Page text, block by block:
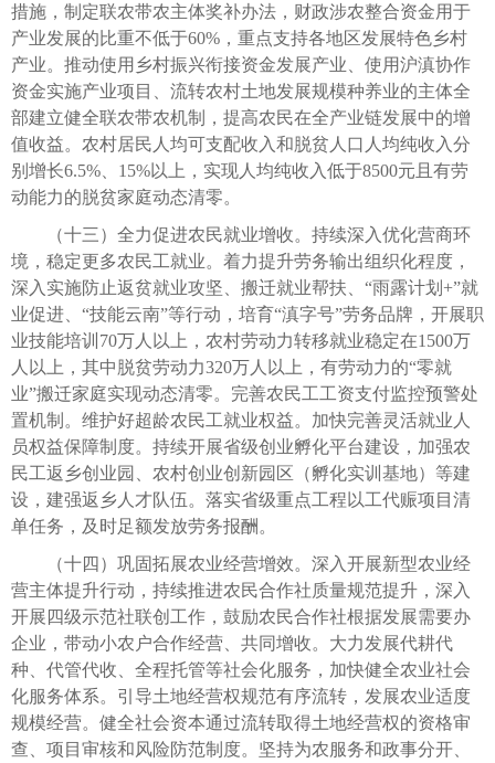
措施，制定联农带农主体奖补办法，财政涉农整合资金用于
产业发展的比重不低于60%，重点支持各地区发展特色乡村
产业。推动使用乡村振兴衔接资金发展产业、使用沪滇协作
资金实施产业项目、流转农村土地发展规模种养业的主体全
部建立健全联农带农机制，提高农民在全产业链发展中的增
值收益。农村居民人均可支配收入和脱贫人口人均纯收入分
别增长6.5%、15%以上，实现人均纯收入低于8500元且有劳
动能力的脱贫家庭动态清零。
（十三）全力促进农民就业增收。持续深入优化营商环
境，稳定更多农民工就业。着力提升劳务输出组织化程度，
深入实施防止返贫就业攻坚、搬迁就业帮扶、“雨露计划+”就
业促进、“技能云南”等行动，培育“滇字号”劳务品牌，开展职
业技能培训70万人以上，农村劳动力转移就业稳定在1500万
人以上，其中脱贫劳动力320万人以上，有劳动力的“零就
业”搬迁家庭实现动态清零。完善农民工工资支付监控预警处
置机制。维护好超龄农民工就业权益。加快完善灵活就业人
员权益保障制度。持续开展省级创业孵化平台建设，加强农
民工返乡创业园、农村创业创新园区（孵化实训基地）等建
设，建强返乡人才队伍。落实省级重点工程以工代赈项目清
单任务，及时足额发放劳务报酬。
（十四）巩固拓展农业经营增效。深入开展新型农业经
营主体提升行动，持续推进农民合作社质量规范提升，深入
开展四级示范社联创工作，鼓励农民合作社根据发展需要办
企业，带动小农户合作经营、共同增收。大力发展代耕代
种、代管代收、全程托管等社会化服务，加快健全农业社会
化服务体系。引导土地经营权规范有序流转，发展农业适度
规模经营。健全社会资本通过流转取得土地经营权的资格审
查、项目审核和风险防范制度。坚持为农服务和政事分开、